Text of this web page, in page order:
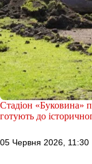
Стадіон «Буковина»
готують до
05 Червня 2026, 11:30